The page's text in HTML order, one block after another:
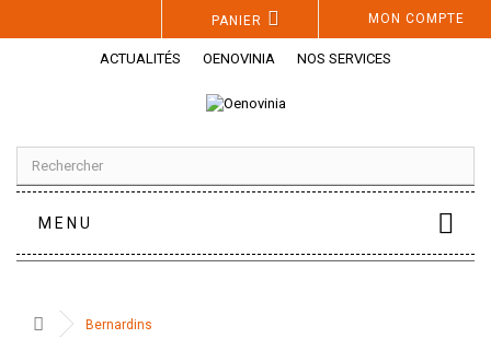
MON COMPTE
PANIER
ACTUALITÉS OENOVINIA NOS SERVICES
MENU
Bernardins